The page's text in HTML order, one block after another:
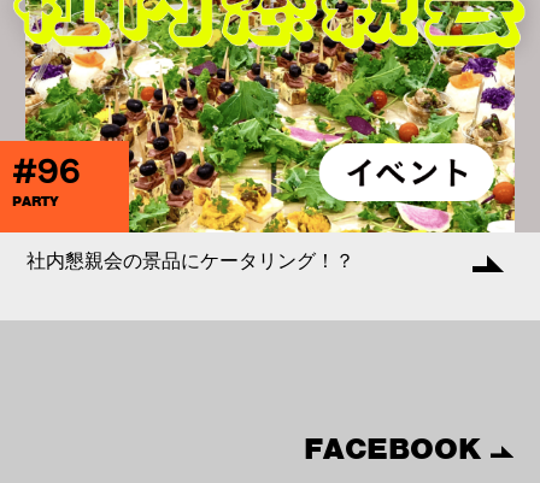
#96
PARTY
社内懇親会の景品にケータリング！？
FACEBOOK